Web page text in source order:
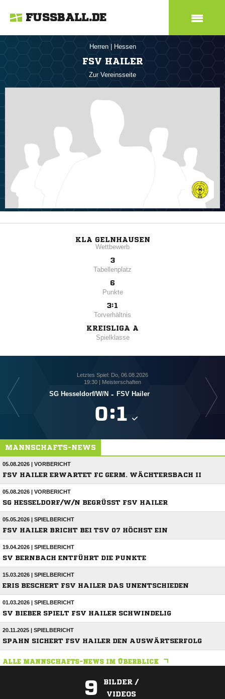
FUSSBALL.DE
Herren Hessen
FSV HAILER
Zur Vereinsseite
KLA GELNHAUSEN
Wettbewerb
3
Tabellenplatz
6
Punkte
3:1
Torverhältnis
KREISLIGA A
Spielklasse
Letztes Spiel: Do, 06.08.2026
19:30 | Meisterschaften
SG Hesseldorf/​W/​N - FSV Hailer
:
MANNSCHAFTS-NEWS
05.08.2026 | VORBERICHT
FSV HAILER ERWARTET FC GERM. WÄCHTERSBACH II
05.08.2026 | VORBERICHT
SG HESSELDORF/W/N BEGRÜSST FSV HAILER
05.05.2026 | SPIELBERICHT
FSV HAILER BRICHT BEI TSV 07 HÖCHST EIN
19.04.2026 | SPIELBERICHT
SV BERNBACH ENTFÜHRT DIE PUNKTE
15.03.2026 | SPIELBERICHT
ERIS BESCHERT FSV HAILER DAS UNENTSCHIEDEN
01.03.2026 | SPIELBERICHT
SV BIEBER SPIELT FSV HAILER SCHWINDELIG
20.11.2025 | SPIELBERICHT
SPAHN SICHERT FSV HAILER DEN AUSWÄRTSERFOLG
ALLE MANNSCHAFTS-NEWS IM ÜBERBLICK
9
BILDER /
VIDEOS